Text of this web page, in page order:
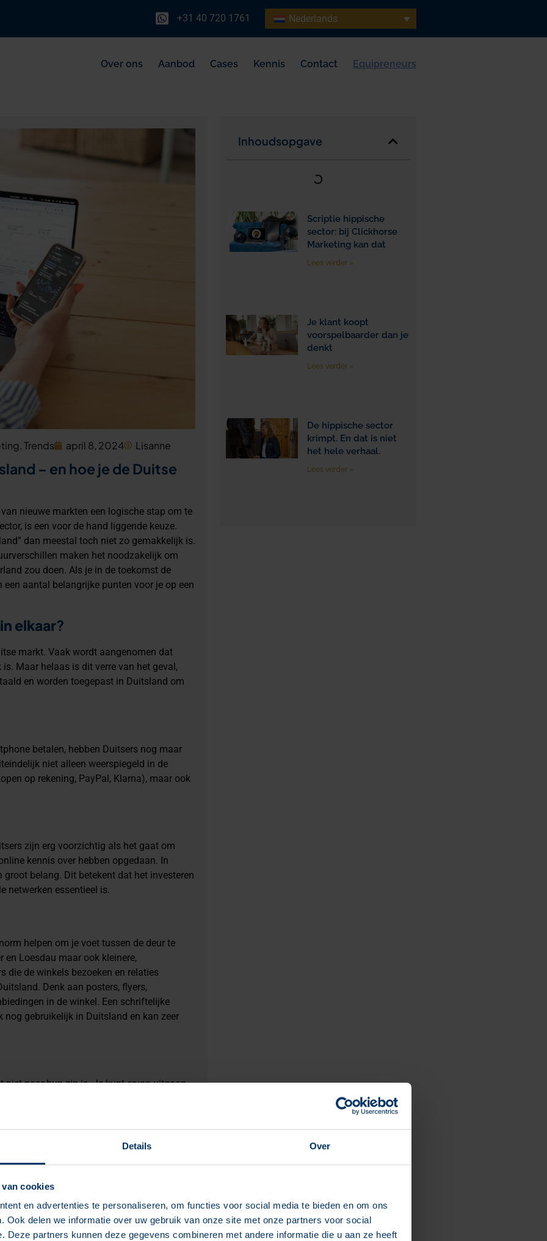
Details Over
cookies
en advertenties te personaliseren, om functies voor social media te bieden en om ons
Ook delen we informatie over uw gebruik van onze site met onze partners voor social
Deze partners kunnen deze gegevens combineren met andere informatie die u aan ze heeft
+31 40 720 1761 Nederlands
Over ons Aanbod Cases Kennis Contact Equipreneurs
,Trends april 8, 2024 Lisanne
– en hoe je de Duitse
nieuwe markten een logische stap om te
is een voor de hand liggende keuze.
dan meestal toch niet zo gemakkelijk is.
maken het noodzakelijk om
zou doen. Als je in de toekomst de
een aantal belangrijke punten voor je op een
elkaar?
markt. Vaak wordt aangenomen dat
Maar helaas is dit verre van het geval,
en worden toegepast in Duitsland om
betalen, hebben Duitsers nog maar
niet alleen weerspiegeld in de
op rekening, PayPal, Klarna), maar ook
zijn erg voorzichtig als het gaat om
kennis over hebben opgedaan. In
belang. Dit betekent dat het investeren
netwerken essentieel is.
helpen om je voet tussen de deur te
en Loesdau maar ook kleinere,
die de winkels bezoeken en relaties
Denk aan posters, flyers,
in de winkel. Een schriftelijke
gebruikelijk in Duitsland en kan zeer
naar hun zin is. Je kunt ervan uitgaan
kritiek. Daarom is het extra belangrijk
die vragen snel en professioneel
alleen leiden tot tevreden klanten, maar ook
bij de jongere generaties Duits. Wil je in
potentiële klanten winnen, is van alleen
raden.
Inhoudsopgave
Scriptie hippische
sector: bij Clickhorse
Marketing kan dat
Lees verder »
Je klant koopt
voorspelbaarder dan je
denkt
Lees verder »
De hippische sector
krimpt. En dat is niet
het hele verhaal.
Lees verder »